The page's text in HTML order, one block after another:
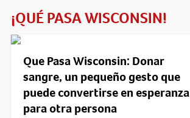
¡QUÉ PASA WISCONSIN!
Que Pasa Wisconsin: Donar
sangre, un pequeño gesto que
puede convertirse en esperanza
para otra persona